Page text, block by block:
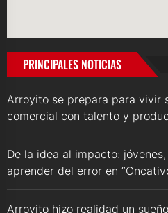
PRINCIPALES NOTICIAS
Arroyito se prepara para vivir
comercial con talento y
De la idea al impacto:
aprender del error en
Arroyito hizo realidad un